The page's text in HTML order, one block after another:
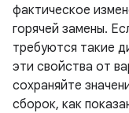
фактическое
горячей замены.
требуются такие
эти свойства от
сохраняйте
сборок, как